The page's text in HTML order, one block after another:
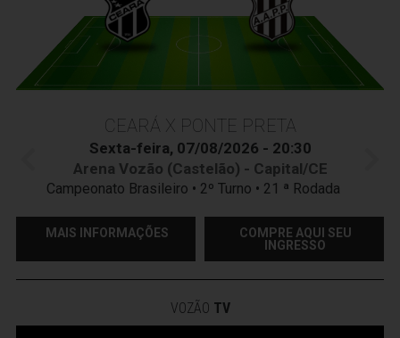
CEARÁ X PONTE PRETA
Sexta-feira, 07/08/2026 - 20:30
Arena Vozão (Castelão) - Capital/CE
Campeonato Brasileiro • 2º Turno • 21 ª Rodada
MAIS INFORMAÇÕES
COMPRE AQUI SEU
INGRESSO
VOZÃO TV